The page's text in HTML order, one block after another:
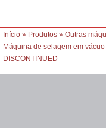
Início » Produtos » Outras
Máquina de selagem em vácuo
DISCONTINUED